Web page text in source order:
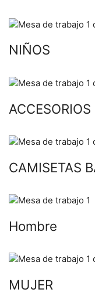
NIÑOS
ACCESORIOS
CAMISETAS
Hombre
MUJER